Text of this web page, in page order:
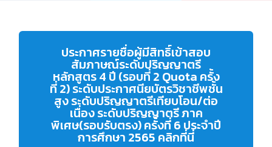
ประกาศรายชื่อผู้มีสิทธิ์เข้าสอบ
สัมภาษณ์ระดับปริญญาตรี
หลักสูตร 4 ปี (รอบที่ 2 Quota ครั้ง
ที่ 2) ระดับประกาศนียบัตรวิชาชีพชั้น
สูง ระดับปริญญาตรีเทียบโอน/ต่อ
เนื่อง ระดับปริญญาตรี ภาค
พิเศษ(รอบรับตรง) ครั้งที่ 6 ประจำปี
การศึกษา 2565 คลิกที่นี่